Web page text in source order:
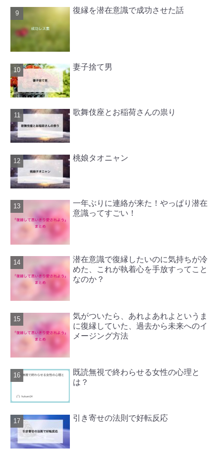
復縁を潜在意識で成功させた話
妻子捨て男
歌舞伎座とお稲荷さんの祟り
桃娘タオニャン
一年ぶりに連絡が来た！やっぱり潜在
意識ってすごい！
潜在意識で復縁したいのに気持ちが冷
めた、これが執着心を手放すってこと
なのか？
気がついたら、あれよあれよというま
に復縁していた、過去から未来へのイ
メージング方法
既読無視で終わらせる女性の心理と
は？
引き寄せの法則で好転反応